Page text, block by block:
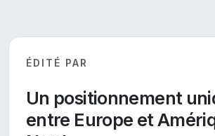
ÉDITÉ PAR
Un positionnement
entre Europe et